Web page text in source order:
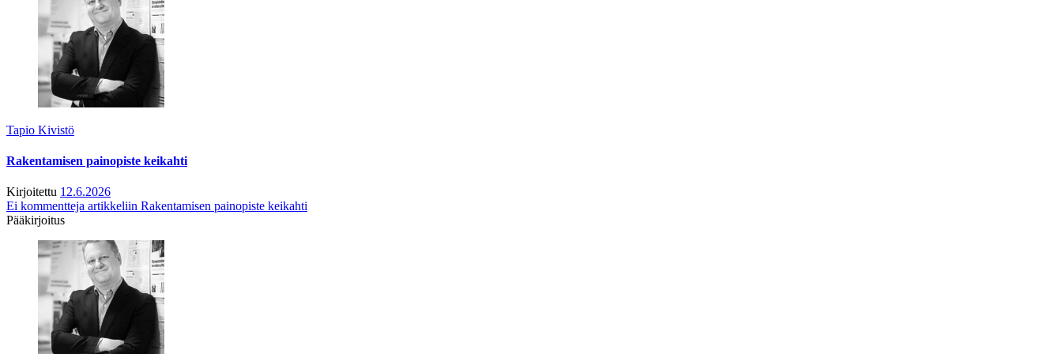
Tapio Kivistö
Rakentamisen painopiste keikahti
Kirjoitettu 12.6.2026
Ei kommentteja artikkeliin Rakentamisen painopiste keikahti
Pääkirjoitus